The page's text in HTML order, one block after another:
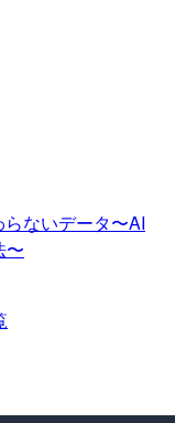
らないデータ〜AI
〜